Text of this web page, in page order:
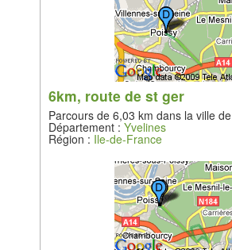
6km, route de st ger
Parcours de 6,03 km dans la ville de
Département : Yvelines
Région : Ile-de-France